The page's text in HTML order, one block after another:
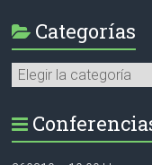
Categorías
Categorías